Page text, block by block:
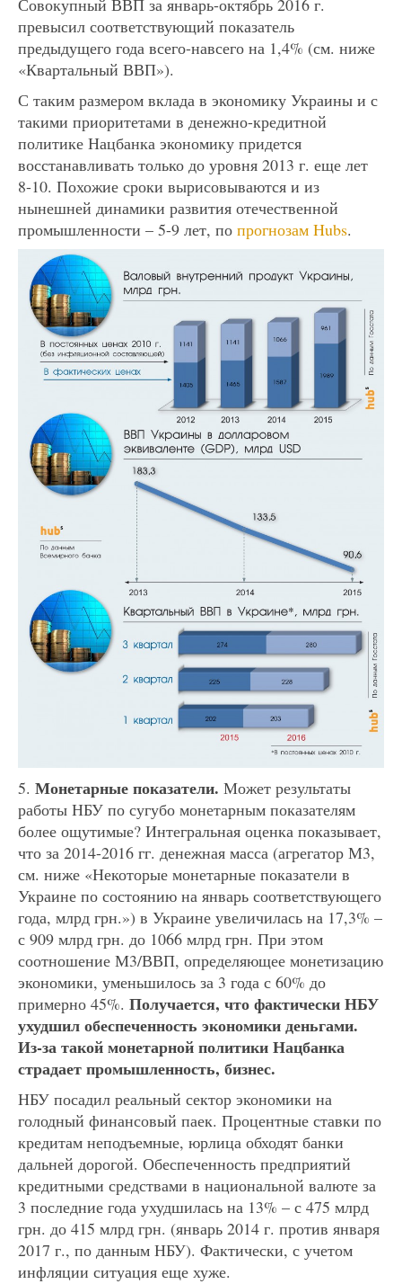
Совокупный ВВП за январь-октябрь 2016 г.
превысил соответствующий показатель
предыдущего года всего-навсего на 1,4% (см. ниже
«Квартальный ВВП»).
С таким размером вклада в экономику Украины и с
такими приоритетами в денежно-кредитной
политике Нацбанка экономику придется
восстанавливать только до уровня 2013 г. еще лет
8-10. Похожие сроки вырисовываются и из
нынешней динамики развития отечественной
промышленности – 5-9 лет, по прогнозам Hubs.
5. Монетарные показатели. Может результаты
работы НБУ по сугубо монетарным показателям
более ощутимые? Интегральная оценка показывает,
что за 2014-2016 гг. денежная масса (агрегатор М3,
см. ниже «Некоторые монетарные показатели в
Украине по состоянию на январь соответствующего
года, млрд грн.») в Украине увеличилась на 17,3% –
с 909 млрд грн. до 1066 млрд грн. При этом
соотношение М3/ВВП, определяющее монетизацию
экономики, уменьшилось за 3 года с 60% до
примерно 45%. Получается, что фактически НБУ
ухудшил обеспеченность экономики деньгами.
Из-за такой монетарной политики Нацбанка
страдает промышленность, бизнес.
НБУ посадил реальный сектор экономики на
голодный финансовый паек. Процентные ставки по
кредитам неподъемные, юрлица обходят банки
дальней дорогой. Обеспеченность предприятий
кредитными средствами в национальной валюте за
3 последние года ухудшилась на 13% – с 475 млрд
грн. до 415 млрд грн. (январь 2014 г. против января
2017 г., по данным НБУ). Фактически, с учетом
инфляции ситуация еще хуже.